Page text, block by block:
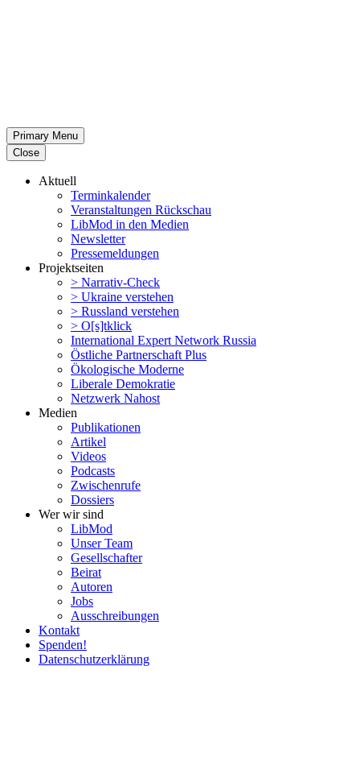
Primary Menu
Close
Aktuell
Termin­ka­lender
Veran­stal­tungen Rückschau
LibMod in den Medien
Newsletter
Presse­mel­dungen
Projekt­seiten
> Narrativ-Check
> Ukraine verstehen
> Russland verstehen
> O[s]tklick
Inter­na­tional Expert Network Russia
Östliche Partner­schaft Plus
Ökolo­gische Moderne
Liberale Demokratie
Netzwerk Nahost
Medien
Publi­ka­tionen
Artikel
Videos
Podcasts
Zwischenrufe
Dossiers
Wer wir sind
LibMod
Unser Team
Gesell­schafter
Beirat
Autoren
Jobs
Ausschrei­bungen
Kontakt
Spenden!
Daten­schutz­er­klärung